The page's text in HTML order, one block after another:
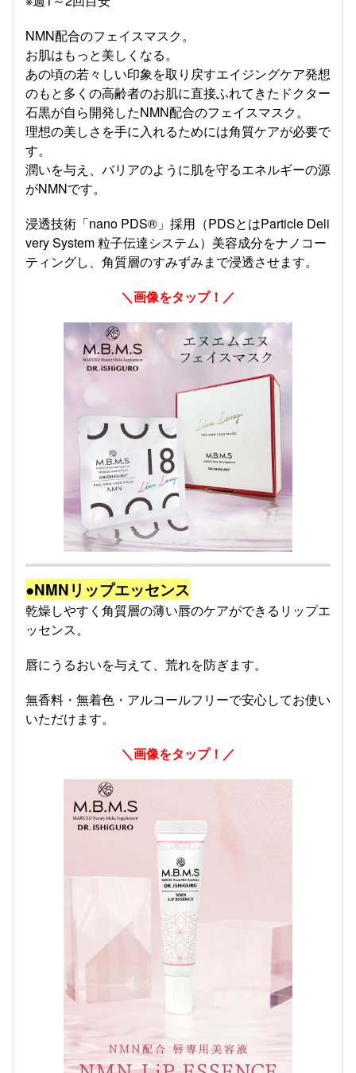
NMN配合のフェイスマスク。
お肌はもっと美しくなる。
あの頃の若々しい印象を取り戻すエイジングケア発想
のもと多くの高齢者のお肌に直接ふれてきたドクター
石黒が自ら開発したNMN配合のフェイスマスク。
理想の美しさを手に入れるためには角質ケアが必要で
す。
潤いを与え、バリアのように肌を守るエネルギーの源
がNMNです。
浸透技術「nano PDS®」採用（PDSとはParticle Deli
very System 粒子伝達システム）美容成分をナノコー
ティングし、角質層のすみずみまで浸透させます。
＼画像をタップ！／
●NMNリップエッセンス
乾燥しやすく角質層の薄い唇のケアができるリップエ
ッセンス。
唇にうるおいを与えて、荒れを防ぎます。
無香料・無着色・アルコールフリーで安心してお使い
いただけます。
＼画像をタップ！／